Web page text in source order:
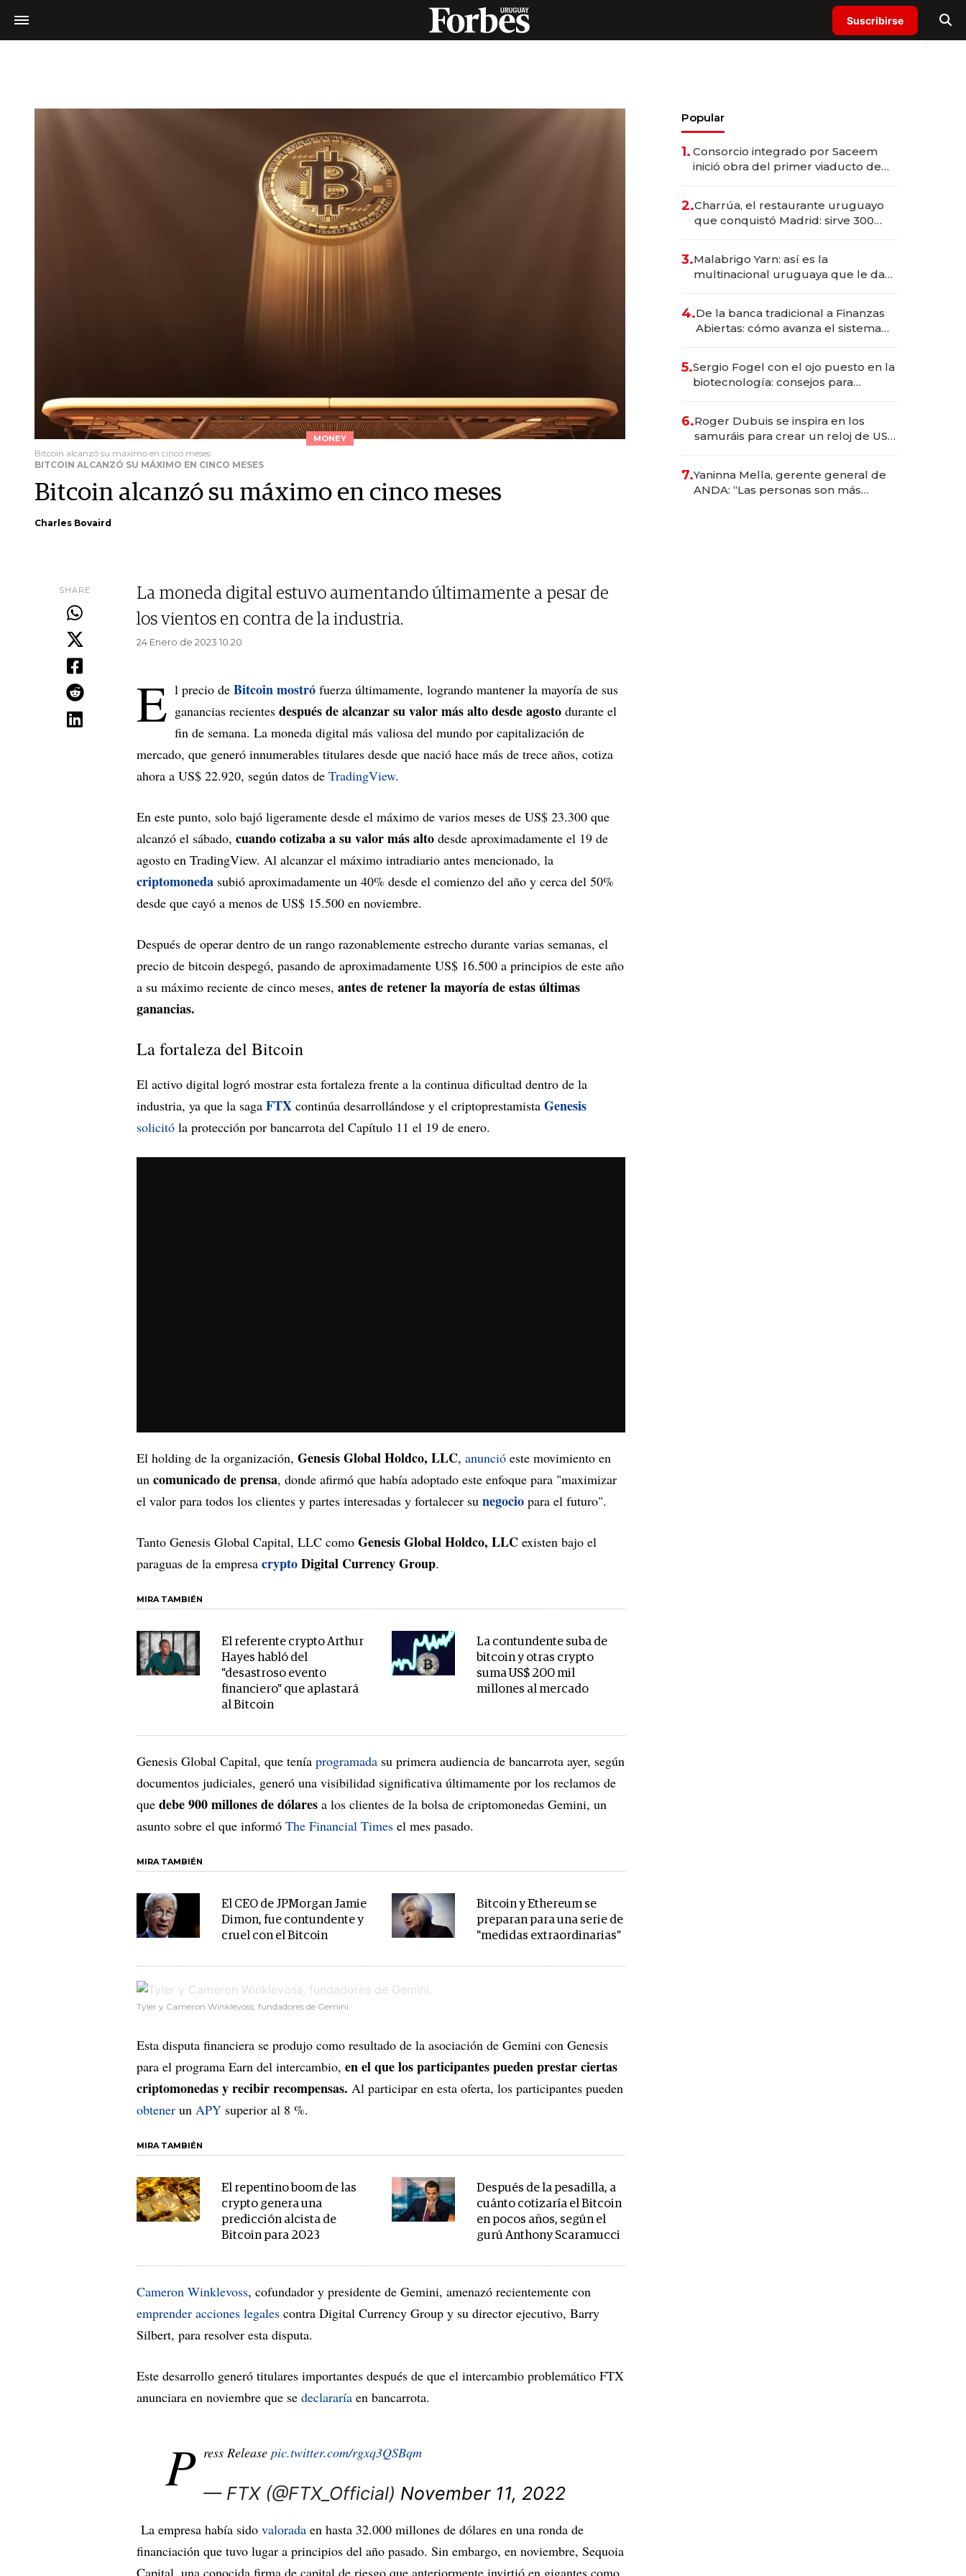
Suscribirse
MONEY
Bitcoin alcanzó su máximo en cinco meses
BITCOIN ALCANZÓ SU MÁXIMO EN CINCO MESES
Bitcoin alcanzó su máximo en cinco meses
Charles Bovaird
SHARE
La moneda digital estuvo aumentando últimamente a pesar de
los vientos en contra de la industria.
24 Enero de 2023 10.20
E l precio de Bitcoin mostró fuerza últimamente, logrando mantener la mayoría de sus
ganancias recientes después de alcanzar su valor más alto desde agosto durante el
fin de semana. La moneda digital más valiosa del mundo por capitalización de
mercado, que generó innumerables titulares desde que nació hace más de trece años, cotiza
ahora a US$ 22.920, según datos de TradingView.
En este punto, solo bajó ligeramente desde el máximo de varios meses de US$ 23.300 que
alcanzó el sábado, cuando cotizaba a su valor más alto desde aproximadamente el 19 de
agosto en TradingView. Al alcanzar el máximo intradiario antes mencionado, la
criptomoneda subió aproximadamente un 40% desde el comienzo del año y cerca del 50%
desde que cayó a menos de US$ 15.500 en noviembre.
Después de operar dentro de un rango razonablemente estrecho durante varias semanas, el
precio de bitcoin despegó, pasando de aproximadamente US$ 16.500 a principios de este año
a su máximo reciente de cinco meses, antes de retener la mayoría de estas últimas
ganancias.
La fortaleza del Bitcoin
El activo digital logró mostrar esta fortaleza frente a la continua dificultad dentro de la
industria, ya que la saga FTX continúa desarrollándose y el criptoprestamista Genesis
solicitó la protección por bancarrota del Capítulo 11 el 19 de enero.
El holding de la organización, Genesis Global Holdco, LLC, anunció este movimiento en
un comunicado de prensa, donde afirmó que había adoptado este enfoque para "maximizar
el valor para todos los clientes y partes interesadas y fortalecer su negocio para el futuro".
Tanto Genesis Global Capital, LLC como Genesis Global Holdco, LLC existen bajo el
paraguas de la empresa cryptoDigital Currency Group.
MIRA TAMBIÉN
El referente crypto Arthur
Hayes habló del
"desastroso evento
financiero" que aplastará
al Bitcoin
La contundente suba de
bitcoin y otras crypto
suma US$ 200 mil
millones al mercado
Genesis Global Capital, que tenía programada su primera audiencia de bancarrota ayer, según
documentos judiciales, generó una visibilidad significativa últimamente por los reclamos de
que debe 900 millones de dólares a los clientes de la bolsa de criptomonedas Gemini, un
asunto sobre el que informó The Financial Times el mes pasado.
MIRA TAMBIÉN
El CEO de JPMorgan Jamie
Dimon, fue contundente y
cruel con el Bitcoin
Bitcoin y Ethereum se
preparan para una serie de
"medidas extraordinarias"
Tyler y Cameron Winklevoss, fundadores de Gemini.
Esta disputa financiera se produjo como resultado de la asociación de Gemini con Genesis
para el programa Earn del intercambio, en el que los participantes pueden prestar ciertas
criptomonedas y recibir recompensas. Al participar en esta oferta, los participantes pueden
obtener un APY superior al 8 %.
MIRA TAMBIÉN
El repentino boom de las
crypto genera una
predicción alcista de
Bitcoin para 2023
Después de la pesadilla, a
cuánto cotizaría el Bitcoin
en pocos años, según el
gurú Anthony Scaramucci
Cameron Winklevoss, cofundador y presidente de Gemini, amenazó recientemente con
emprender acciones legales contra Digital Currency Group y su director ejecutivo, Barry
Silbert, para resolver esta disputa.
Este desarrollo generó titulares importantes después de que el intercambio problemático FTX
anunciara en noviembre que se declararía en bancarrota.
P ress Release pic.twitter.com/rgxq3QSBqm
— FTX (@FTX_Official) November 11, 2022
La empresa había sido valorada en hasta 32.000 millones de dólares en una ronda de
financiación que tuvo lugar a principios del año pasado. Sin embargo, en noviembre, Sequoia
Capital, una conocida firma de capital de riesgo que anteriormente invirtió en gigantes como
Popular
1. Consorcio integrado por Saceem
inició obra del primer viaducto de
millones
2.Charrúa, el restaurante uruguayo
que conquistó Madrid: sirve 300
prepara apertura
3.Malabrigo Yarn: así es la
multinacional uruguaya que le da
4.De la banca tradicional a Finanzas
Abiertas: cómo avanza el sistema
5.Sergio Fogel con el ojo puesto en la
biotecnología: consejos para
6.Roger Dubuis se inspira en los
samuráis para crear un reloj de US$
7.Yaninna Mella, gerente general de
ANDA: “Las personas son más